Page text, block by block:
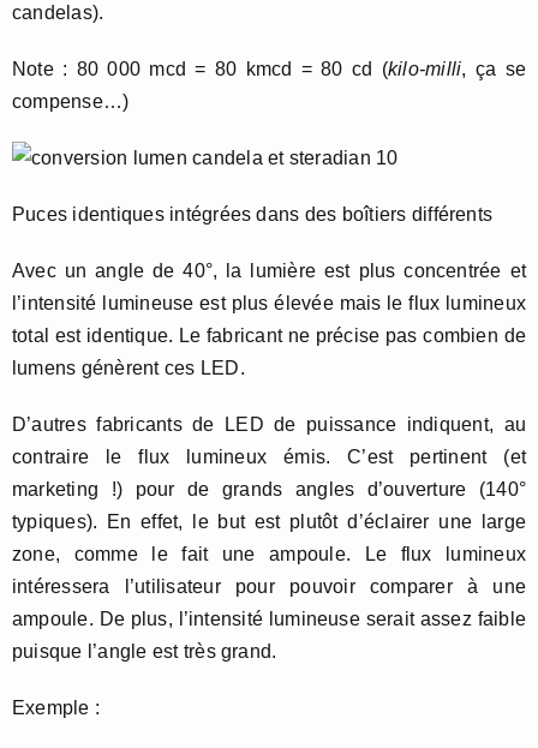
candelas).
Note : 80 000 mcd = 80 kmcd = 80 cd (kilo-milli, ça se
compense…)
Puces identiques intégrées dans des boîtiers différents
Avec un angle de 40°, la lumière est plus concentrée et
l’intensité lumineuse est plus élevée mais le flux lumineux
total est identique. Le fabricant ne précise pas combien de
lumens génèrent ces LED.
D’autres fabricants de LED de puissance indiquent, au
contraire le flux lumineux émis. C’est pertinent (et
marketing !) pour de grands angles d’ouverture (140°
typiques). En effet, le but est plutôt d’éclairer une large
zone, comme le fait une ampoule. Le flux lumineux
intéressera l’utilisateur pour pouvoir comparer à une
ampoule. De plus, l’intensité lumineuse serait assez faible
puisque l’angle est très grand.
Exemple :